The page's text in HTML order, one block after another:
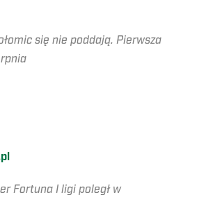
się nie poddają. Pierwsza
Fortuna I ligi poległ w